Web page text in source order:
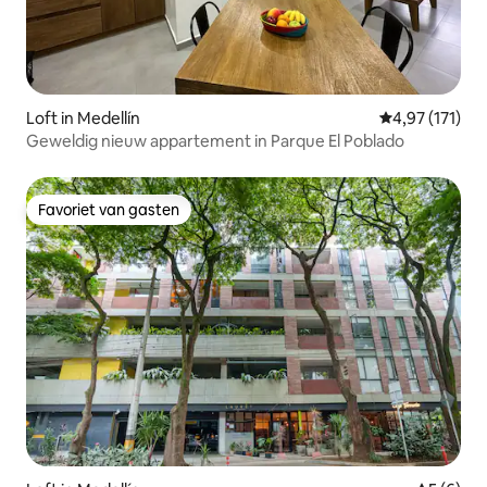
Loft in Medellín Gemiddelde
4,97 (171)
Geweldig nieuw appartement in Parque El Poblado
Favoriet van gasten
Favoriet van gasten